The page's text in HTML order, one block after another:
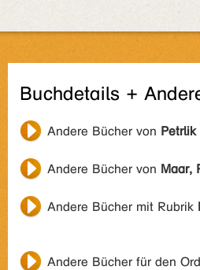
Buchdetails +
Andere Bücher von Petrlik
Andere Bücher von Maar,
Andere Bücher mit Rubrik
Andere Bücher für den